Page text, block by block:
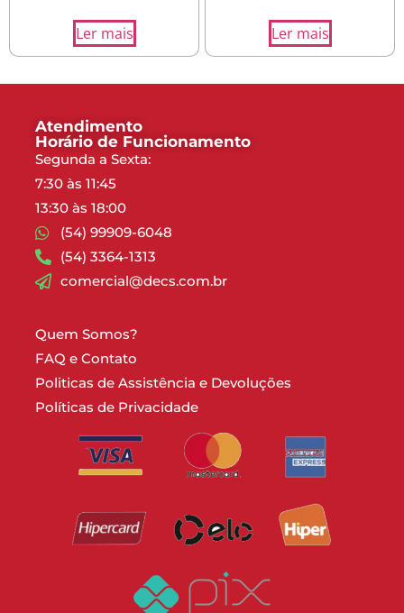
Ler mais Ler mais
Atendimento
Horário de Funcionamento
Segunda a Sexta:
7:30 às 11:45
13:30 às 18:00
(54) 99909-6048
(54) 3364-1313
comercial@decs.com.br
Quem Somos?
FAQ e Contato
Politicas de Assistência e Devoluções
Políticas de Privacidade